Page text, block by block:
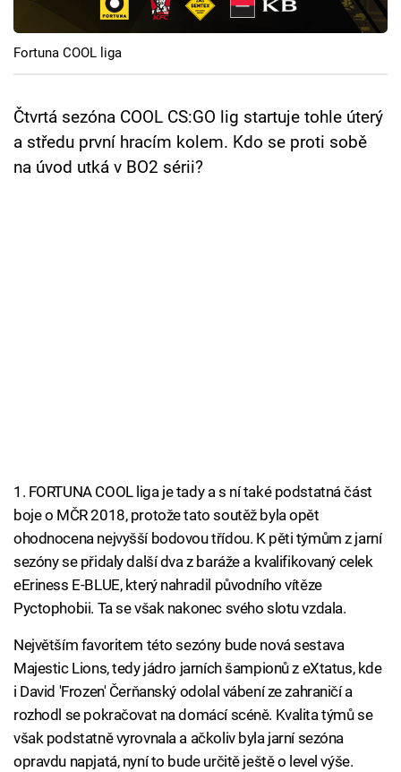
Cool Esport
Pořady
TV Program
Sledujte prima+
Fortuna COOL liga
Čtvrtá sezóna COOL CS:GO lig startuje tohle úterý
a středu první hracím kolem. Kdo se proti sobě
na úvod utká v BO2 sérii?
1. FORTUNA COOL liga je tady a s ní také podstatná část
boje o MČR 2018, protože tato soutěž byla opět
ohodnocena nejvyšší bodovou třídou. K pěti týmům z jarní
sezóny se přidaly další dva z baráže a kvalifikovaný celek
eEriness E-BLUE, který nahradil původního vítěze
Pyctophobii. Ta se však nakonec svého slotu vzdala.
Největším favoritem této sezóny bude nová sestava
Majestic Lions, tedy jádro jarních šampionů z eXtatus, kde
i David 'Frozen' Čerňanský odolal vábení ze zahraničí a
rozhodl se pokračovat na domácí scéně. Kvalita týmů se
však podstatně vyrovnala a ačkoliv byla jarní sezóna
opravdu napjatá, nyní to bude určitě ještě o level výše.